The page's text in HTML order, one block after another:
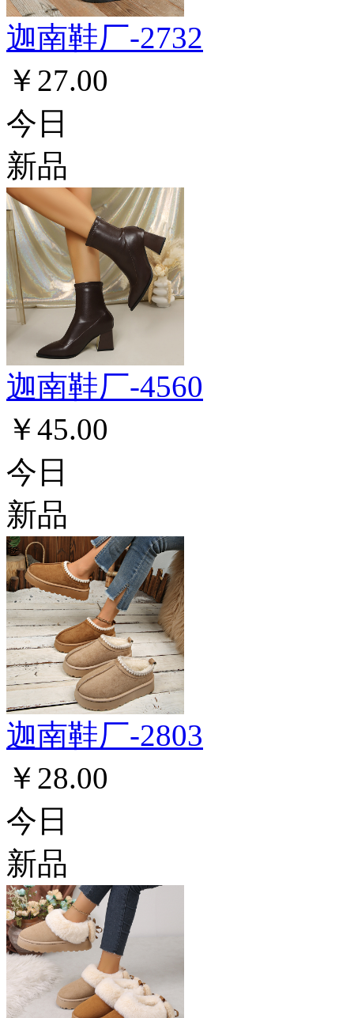
迦南鞋厂-2732
￥27.00
今日
新品
迦南鞋厂-4560
￥45.00
今日
新品
迦南鞋厂-2803
￥28.00
今日
新品